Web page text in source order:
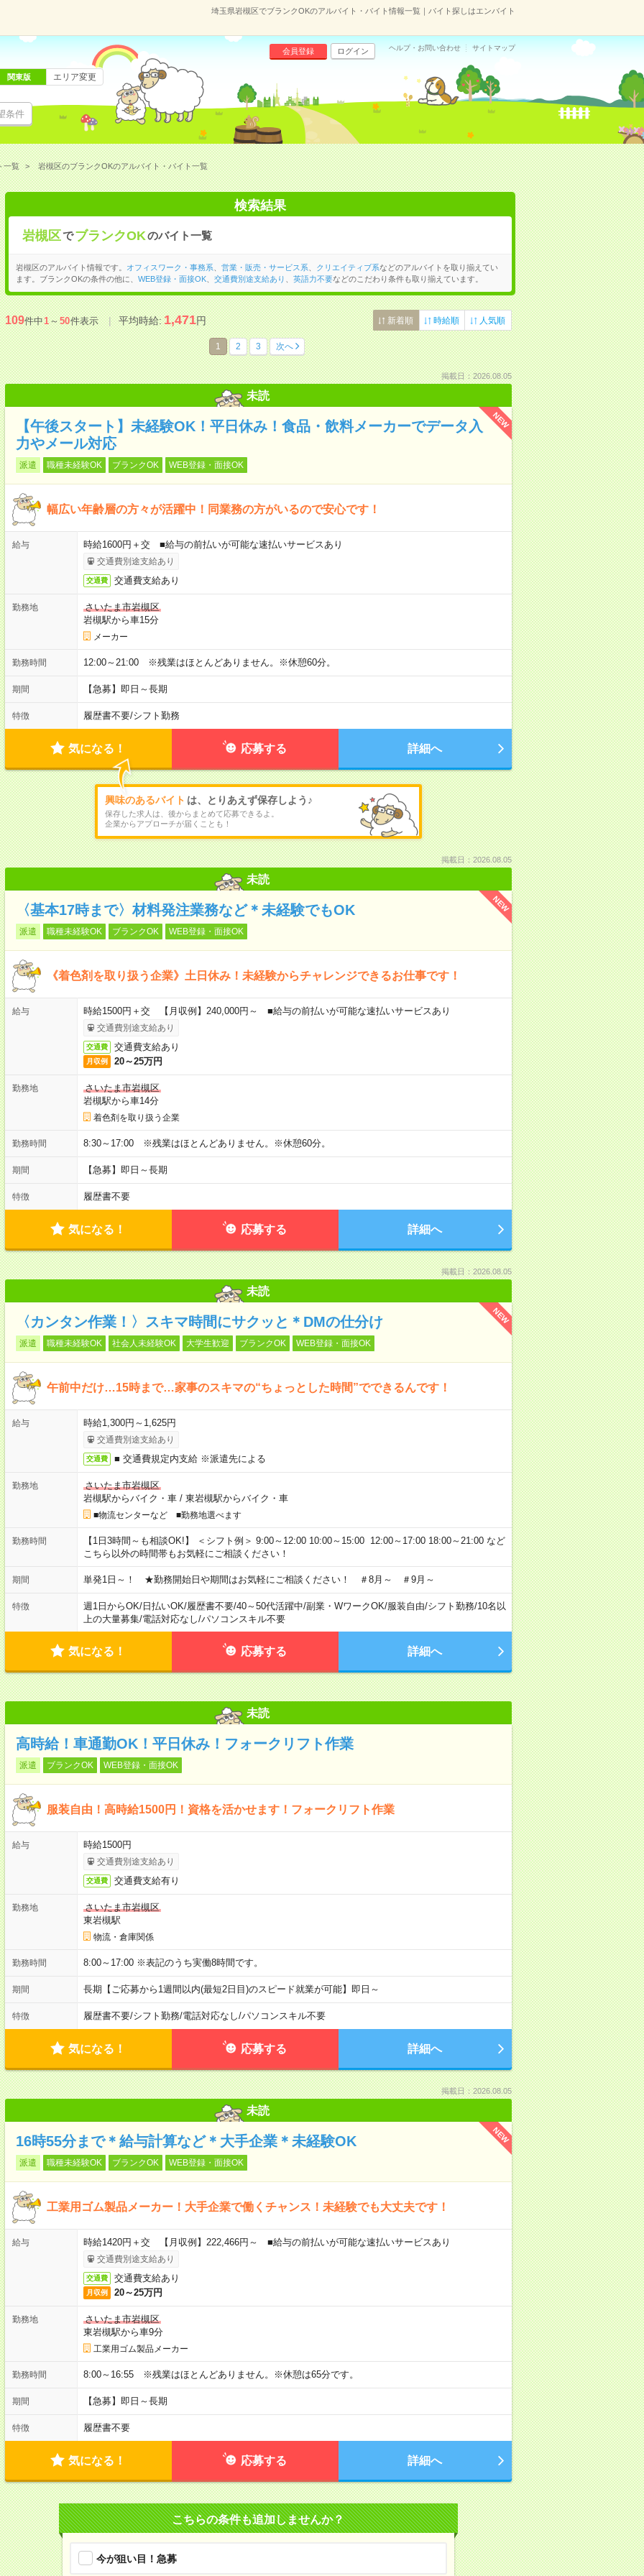
埼玉県岩槻区でブランクOKのアルバイト・バイト情報一覧｜バイト探しはエンバイト
条件
会員登録 ログイン ヘルプ・お問い合わせ サイトマップ
関東版 エリア変更
一覧 岩槻区のブランクOKのアルバイト・バイト一覧
検索結果
岩槻区で ブランクOKのバイト一覧
岩槻区のアルバイト情報です。 オフィスワーク・事務系 営業・販売・サービス系 クリエイティブ系などのアルバイトを取り揃えてい
ます。ブランクOKの条件の他に、 WEB登録・面接OK、 交通費別途支給あり 英語力不要などのこだわり条件も取り揃えています。
109件中1～50件表示 平均時給:1,471円 新着順 時給順 人気順
1 2 3 次へ
掲載日：2026.08.05
未読
NEW
【午後スタート】未経験OK！平日休み！食品・飲料メーカーでデータ入
力やメール対応
派遣 職種未経験OK ブランクOK WEB登録・面接OK
幅広い年齢層の方々が活躍中！同業務の方がいるので安心です！
給与 時給1600円＋交 ■給与の前払いが可能な速払いサービスあり
交通費別途支給あり
交通費 交通費支給あり
勤務地
さいたま市岩槻区
岩槻駅から車15分
メーカー
勤務時間 12:00～21:00 ※残業はほとんどありません。※休憩60分。
期間 【急募】即日～長期
特徴 履歴書不要/シフト勤務
気になる！ 応募する 詳細へ
興味のあるバイト は、とりあえず保存しよう♪
保存した求人は、後からまとめて応募できるよ。
企業からアプローチが届くことも！
掲載日：2026.08.05
未読
NEW
〈基本17時まで〉材料発注業務など＊未経験でもOK
派遣 職種未経験OK ブランクOK WEB登録・面接OK
《着色剤を取り扱う企業》土日休み！未経験からチャレンジできるお仕事です！
給与 時給1500円＋交 【月収例】240,000円～ ■給与の前払いが可能な速払いサービスあり
交通費別途支給あり
交通費 交通費支給あり
月収例 20～25万円
勤務地
さいたま市岩槻区
岩槻駅から車14分
着色剤を取り扱う企業
勤務時間 8:30～17:00 ※残業はほとんどありません。※休憩60分。
期間 【急募】即日～長期
特徴 履歴書不要
気になる！ 応募する 詳細へ
掲載日：2026.08.05
未読
NEW
〈カンタン作業！〉スキマ時間にサクッと＊DMの仕分け
派遣 職種未経験OK 社会人未経験OK 大学生歓迎 ブランクOK WEB登録・面接OK
午前中だけ…15時まで…家事のスキマの“ちょっとした時間”でできるんです！
給与 時給1,300円～1,625円
交通費別途支給あり
交通費 ■ 交通費規定内支給 ※派遣先による
勤務地
さいたま市岩槻区
岩槻駅からバイク・車/ 東岩槻駅からバイク・車
■物流センターなど ■勤務地選べます
勤務時間
【1日3時間～も相談OK!】 ＜シフト例＞ 9:00～12:00 10:00～15:00 12:00～17:00 18:00～21:00 など
こちら以外の時間帯もお気軽にご相談ください！
期間 単発1日～！ ★勤務開始日や期間はお気軽にご相談ください！ ＃8月～ ＃9月～
特徴 週1日からOK/日払いOK/履歴書不要/40～50代活躍中/副業・WワークOK/服装自由/シフト勤務/10名以
上の大量募集/電話対応なし/パソコンスキル不要
気になる！ 応募する 詳細へ
未読
高時給！車通勤OK！平日休み！フォークリフト作業
派遣 ブランクOK WEB登録・面接OK
服装自由！高時給1500円！資格を活かせます！フォークリフト作業
給与 時給1500円
交通費別途支給あり
交通費 交通費支給有り
勤務地
さいたま市岩槻区
東岩槻駅
物流・倉庫関係
勤務時間 8:00～17:00 ※表記のうち実働8時間です。
期間 長期【ご応募から1週間以内(最短2日目)のスピード就業が可能】即日～
特徴 履歴書不要/シフト勤務/電話対応なし/パソコンスキル不要
気になる！ 応募する 詳細へ
掲載日：2026.08.05
未読
NEW
16時55分まで＊給与計算など＊大手企業＊未経験OK
派遣 職種未経験OK ブランクOK WEB登録・面接OK
工業用ゴム製品メーカー！大手企業で働くチャンス！未経験でも大丈夫です！
給与 時給1420円＋交 【月収例】222,466円～ ■給与の前払いが可能な速払いサービスあり
交通費別途支給あり
交通費 交通費支給あり
月収例 20～25万円
勤務地
さいたま市岩槻区
東岩槻駅から車9分
工業用ゴム製品メーカー
勤務時間 8:00～16:55 ※残業はほとんどありません。※休憩は65分です。
期間 【急募】即日～長期
特徴 履歴書不要
気になる！ 応募する 詳細へ
こちらの条件も追加しませんか？
今が狙い目！急募